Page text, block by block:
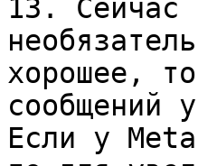
13. Сейчас
хорошее,
сообщений
Если у